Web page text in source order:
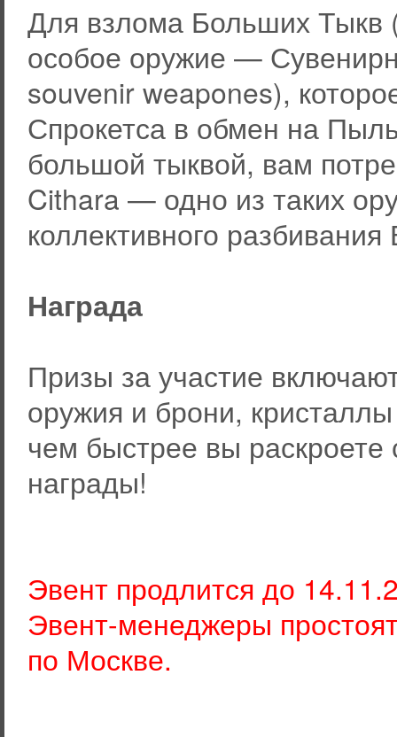
Для взлома Больших Тыкв
особое оружие —
souvenir weapones),
Спрокетса в обмен на
большой тыквой, вам
Cithara — одно из таких
коллективного
Награда
Призы за участие
оружия и брони,
чем быстрее вы
награды!
Эвент продлится до
Эвент-менеджеры
по Москве.